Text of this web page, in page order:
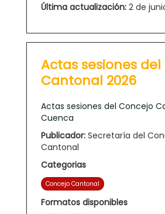
Última actualización: 2 de
Actas sesiones
Cantonal 2026
Actas sesiones del Concejo
Cuenca
Publicador: Secretaría del
Cantonal
Categorias
Concejo Cantonal
Formatos disponibles